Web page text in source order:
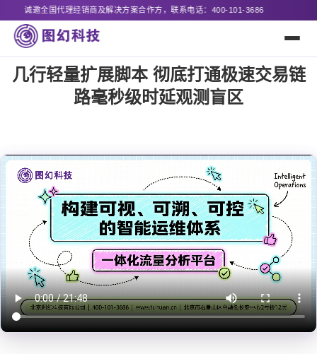
商及解决方案合作方，联系电话：400-101-3686
几行轻量扩展脚本 彻底打通极速交易链
路毫秒级时延观测盲区